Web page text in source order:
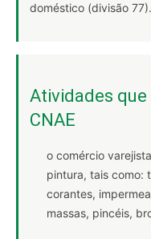
doméstico (divisão 77).
Atividades
CNAE
o comércio
pintura, tais como:
corantes,
massas, pincéis,